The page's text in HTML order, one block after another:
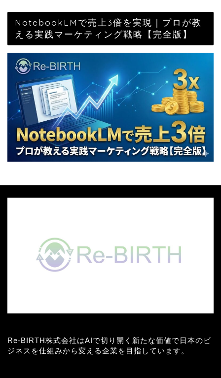
NotebookLMで売上3倍を実現｜プロが教
える実践マーケティング戦略【完全版】
Re-BIRTH株式会社はAIで切り開く新たな価値で日本のビ
ジネスを仕組みから変える企業を目指しています。